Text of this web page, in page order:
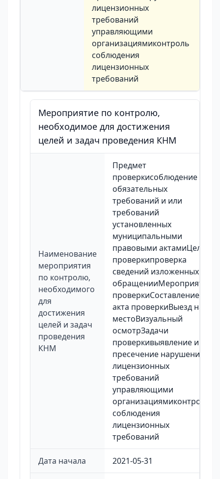
лицензионных
требований
управляющими
организациямиконтроль
соблюдения
лицензионных
требований
Мероприятие по контролю,
необходимое для достижения
целей и задач проведения КНМ
Наименование
мероприятия
по контролю,
необходимого
для
достижения
целей и задач
проведения
КНМ
Предмет
проверкисоблюдение
обязательных
требований и или
требований
установленных
муниципальными
правовыми актамиЦель
проверкипроверка
сведений изложенных в
обращенииМероприятия
проверкиСоставление
акта проверкиВыезд на
местоВизуальный
осмотрЗадачи
проверкивыявление и
пресечение нарушений
лицензионных
требований
управляющими
организациямиконтроль
соблюдения
лицензионных
требований
Дата начала 2021-05-31